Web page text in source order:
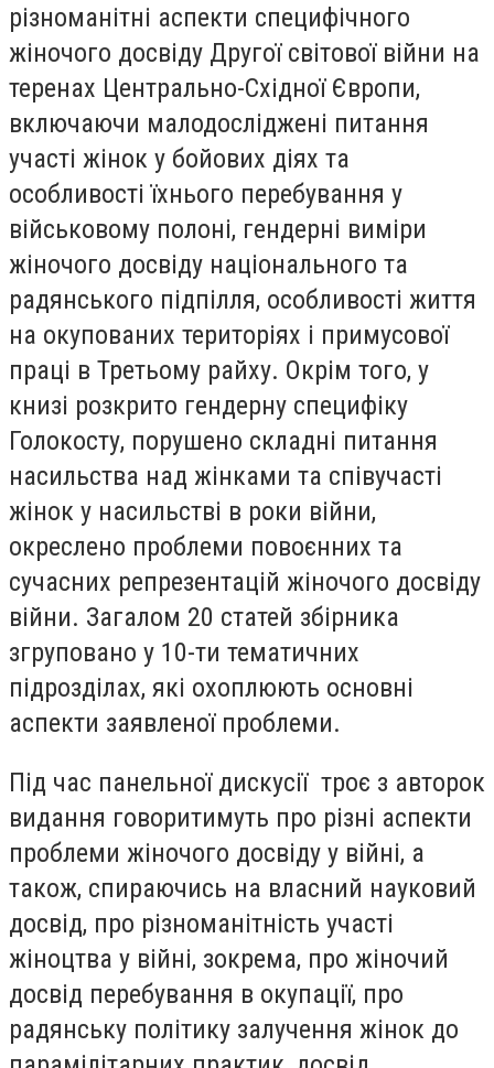
різноманітні аспекти специфічного
жіночого досвіду Другої світової війни на
теренах Центрально-Східної Європи,
включаючи малодосліджені питання
участі жінок у бойових діях та
особливості їхнього перебування у
військовому полоні, гендерні виміри
жіночого досвіду національного та
радянського підпілля, особливості життя
на окупованих територіях і примусової
праці в Третьому райху. Окрім того, у
книзі розкрито гендерну специфіку
Голокосту, порушено складні питання
насильства над жінками та співучасті
жінок у насильстві в роки війни,
окреслено проблеми повоєнних та
сучасних репрезентацій жіночого досвіду
війни. Загалом 20 статей збірника
згруповано у 10-ти тематичних
підрозділах, які охоплюють основні
аспекти заявленої проблеми.
Під час панельної дискусії троє з авторок
видання говоритимуть про різні аспекти
проблеми жіночого досвіду у війні, а
також, спираючись на власний науковий
досвід, про різноманітність участі
жіноцтва у війні, зокрема, про жіночий
досвід перебування в окупації, про
радянську політику залучення жінок до